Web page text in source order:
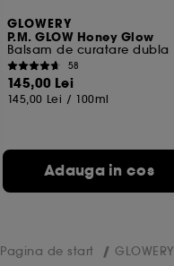
GLOWERY
P.M. GLOW Honey Glow
Balsam de curatare dubla
58
145,00 Lei
145,00 Lei / 100ml
Adauga in cos
Pagina de start GLOWERY